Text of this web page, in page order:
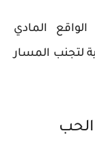
المادي
لتجنب المسار